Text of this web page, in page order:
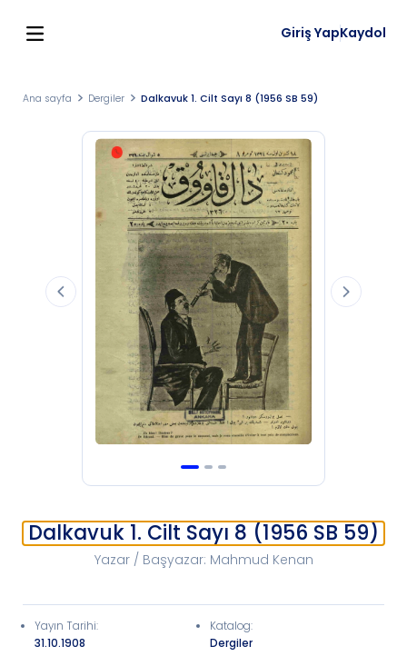
Giriş YapKaydol
Ana sayfa Dergiler Dalkavuk 1. Cilt Sayı 8 (1956 SB 59)
Dalkavuk 1. Cilt Sayı 8 (1956 SB 59)
Yazar / Başyazar: Mahmud Kenan
Yayın Tarihi:
31.10.1908
Katalog:
Dergiler